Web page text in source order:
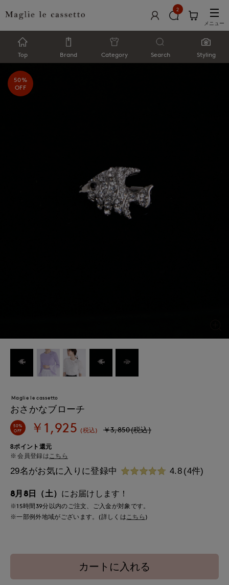
2
メニュー
Top Brand Category Search Styling
50%
OFF
Maglie le cassetto
おさかなブローチ
50%
OFF ￥1,925 (税込) ￥3,850(税込)
8ポイント還元
会員登録はこちら
29名がお気に入りに登録中 4.8 (4件)
8月8日（土） にお届けします！
※15時間39分以内のご注文、ご入金が対象です。
※一部例外地域がございます。(詳しくは こちら )
カートに入れる